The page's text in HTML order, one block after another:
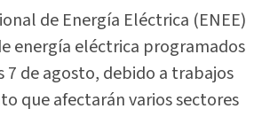
de Energía Eléctrica (ENEE)
energía eléctrica programados
7 de agosto, debido a trabajos
que afectarán varios sectores